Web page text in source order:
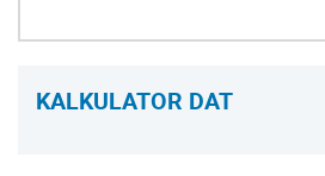
KALKULATOR DAT